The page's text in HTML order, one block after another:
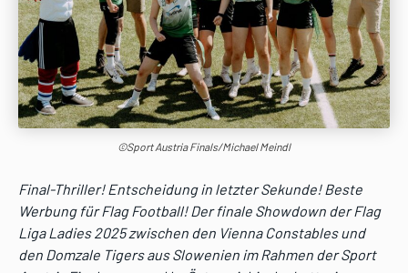
©Sport Austria Finals/Michael Meindl
Final-Thriller! Entscheidung in letzter Sekunde! Beste
Werbung für Flag Football! Der finale Showdown der Flag
Liga Ladies 2025 zwischen den Vienna Constables und
den Domzale Tigers aus Slowenien im Rahmen der Sport